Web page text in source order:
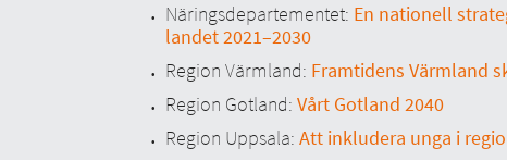
Näringsdepartementet: En nationell
landet 2021–2030
Region Värmland: Framtidens Värmland
Region Gotland: Vårt Gotland 2040
Region Uppsala: Att inkludera unga i